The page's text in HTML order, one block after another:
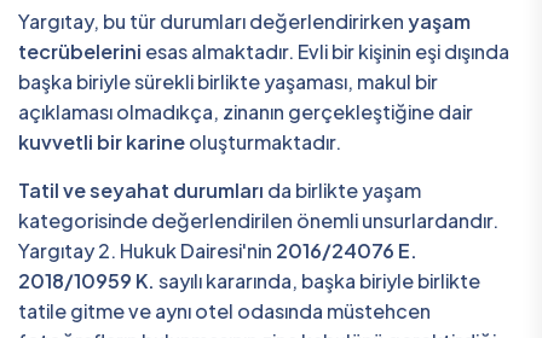
Yargıtay, bu tür durumları değerlendirirkenyaşam
tecrübelerini esas almaktadır. Evli bir kişinin eşi dışında
başka biriyle sürekli birlikte yaşaması, makul bir
açıklaması olmadıkça, zinanın gerçekleştiğine dair
kuvvetli bir karineoluşturmaktadır.
Tatil ve seyahat durumları da birlikte yaşam
kategorisinde değerlendirilen önemli unsurlardandır.
Yargıtay 2. Hukuk Dairesi'nin 2016/24076 E.
2018/10959 K. sayılı kararında, başka biriyle birlikte
tatile gitme ve aynı otel odasında müstehcen